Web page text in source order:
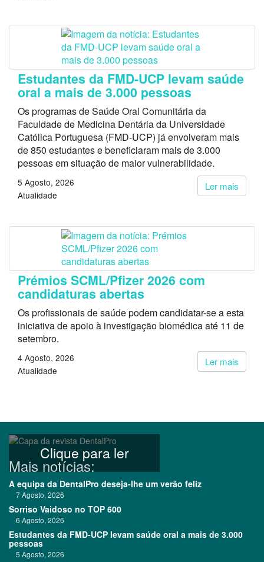
Estudantes da FMD-UCP levam saúde
oral a mais de 3.000 pessoas
Os programas de Saúde Oral Comunitária da
Faculdade de Medicina Dentária da Universidade
Católica Portuguesa (FMD-UCP) já envolveram mais
de 850 estudantes e beneficiaram mais de 3.000
pessoas em situação de maior vulnerabilidade.
Ler mais
5 Agosto, 2026
Atualidade
Prémios SCML/Pfizer 2026 com
candidaturas abertas
Os profissionais de saúde podem candidatar-se a esta
iniciativa de apoio à investigação biomédica até 11 de
setembro.
Ler mais
4 Agosto, 2026
Atualidade
Clique para ler
Mais notícias:
A equipa da DentalPro deseja-lhe um verão feliz
7 Agosto, 2026
Sorriso Vaidoso no TOP 600
6 Agosto, 2026
Estudantes da FMD-UCP levam saúde oral a mais de 3.000
pessoas
5 Agosto, 2026